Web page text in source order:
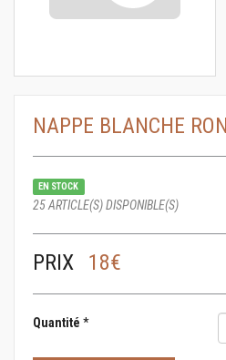
NAPPE BLANCHE
EN STOCK
25 ARTICLE(S) DISPONIBLE(S)
PRIX 18€
Quantité *